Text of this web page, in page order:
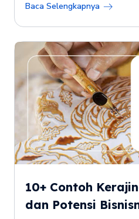
Baca Selengkapnya
10+ Contoh
dan Potensi